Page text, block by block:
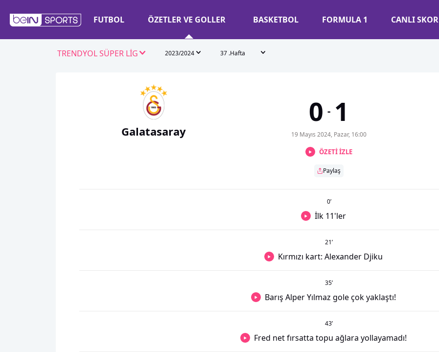
FUTBOL ÖZETLER VE GOLLER BASKETBOL FORMULA 1 CANLI SKOR
TRENDYOL SÜPER LİG 2023/2024 37 .Hafta
Galatasaray
0 - 1
19 Mayıs 2024, Pazar, 16:00
ÖZETİ İZLE
Paylaş
0’
İlk 11'ler
21’
Kırmızı kart: Alexander Djiku
35’
Barış Alper Yılmaz gole çok yaklaştı!
43’
Fred net fırsatta topu ağlara yollayamadı!